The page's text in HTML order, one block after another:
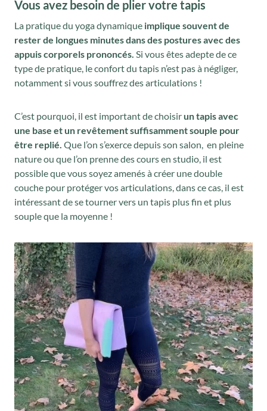
Vous avez besoin de plier votre tapis
La pratique du yoga dynamique implique souvent de
rester de longues minutes dans des postures avec des
appuis corporels prononcés. Si vous êtes adepte de ce
type de pratique, le confort du tapis n’est pas à négliger,
notamment si vous souffrez des articulations !
C’est pourquoi, il est important de choisir un tapis avec
une base et un revêtement suffisamment souple pour
être replié. Que l’on s’exerce depuis son salon, en pleine
nature ou que l’on prenne des cours en studio, il est
possible que vous soyez amenés à créer une double
couche pour protéger vos articulations, dans ce cas, il est
intéressant de se tourner vers un tapis plus fin et plus
souple que la moyenne !